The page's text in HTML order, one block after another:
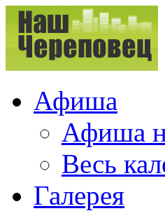
Афиша
Афиша
Весь
Галерея